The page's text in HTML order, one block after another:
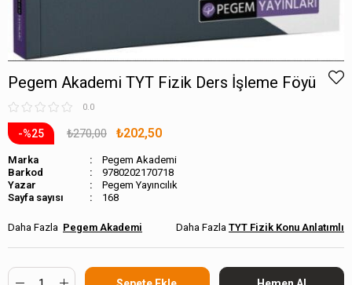
Pegem Akademi TYT Fizik Ders İşleme Föyü
0.0
25 ₺270,00 ₺202,50
Marka
Pegem Akademi
Barkod
9780202170718
Pegem Yayıncılık
Sayfa sayısı
168
Pegem Akademi TYT Fizik Konu Anlatımlı